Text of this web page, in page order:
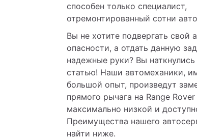
способен только специалист,
отремонтированный сотни
Вы не хотите подвергать свой
опасности, а отдать данную
надежные руки? Вы
статью! Наши автомеханики,
большой опыт, произведут
прямого рычага на Range Rover
максимально низкой и
Преимущества нашего
найти ниже.